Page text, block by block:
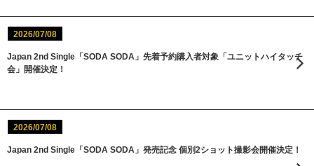
2026/07/08
Japan 2nd Single「SODA SODA」先着予約購入者対象「ユニットハイタッチ
会」開催決定！
2026/07/08
Japan 2nd Single「SODA SODA」発売記念 個別2ショット撮影会開催決定！